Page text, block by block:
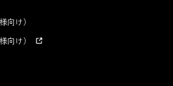
向け）
向け）